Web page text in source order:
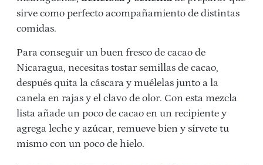
sirve como perfecto acompañamiento de distintas
comidas.
Para conseguir un buen fresco de cacao de
Nicaragua, necesitas tostar semillas de cacao,
después quita la cáscara y muélelas junto a la
canela en rajas y el clavo de olor. Con esta mezcla
lista añade un poco de cacao en un recipiente y
agrega leche y azúcar, remueve bien y sírvete tu
mismo con un poco de hielo.